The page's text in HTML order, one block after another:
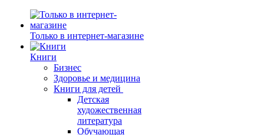
Только в интернет-магазине
Книги
Бизнес
Здоровье и медицина
Книги для детей
Детская
художественная
литература
Обучающая